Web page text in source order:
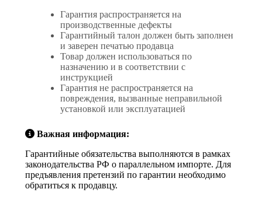
Гарантия распространяется на
производственные дефекты
Гарантийный талон должен быть заполнен
и заверен печатью продавца
Товар должен использоваться по
назначению и в соответствии с
инструкцией
Гарантия не распространяется на
повреждения, вызванные неправильной
установкой или эксплуатацией
Важная информация:
Гарантийные обязательства выполняются в рамках
законодательства РФ о параллельном импорте. Для
предъявления претензий по гарантии необходимо
обратиться к продавцу.